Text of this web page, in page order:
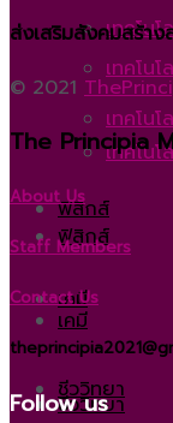
เทคโน
เทคโน
ฟิสิกส์
เคมี
ชีววิทยา
เทคโน
เทคโน
ฟิสิกส์
เคมี
ชีววิทยา
ส่งเสริมสังคมสร้า
© 2021
The Principia
About Us
Staff Members
Contact Us
Follow us